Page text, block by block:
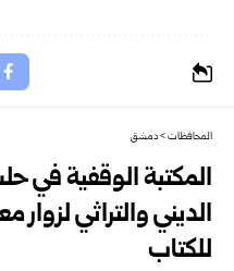
المحافظات>دمشق
المكتبة الوقفية في
الديني والتراثي
للكتاب